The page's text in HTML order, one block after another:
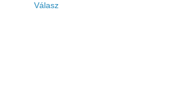
Válasz